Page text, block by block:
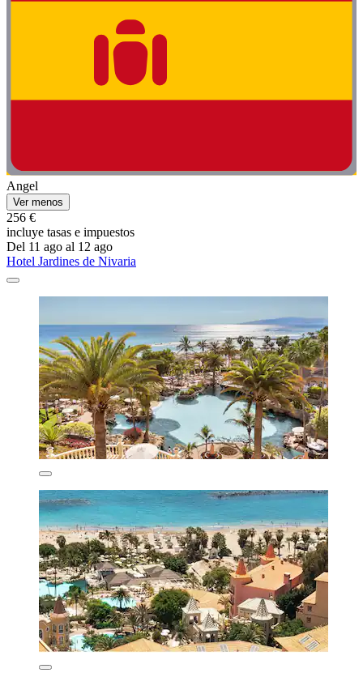
Angel
Ver menos
256 €
incluye tasas e impuestos
Del 11 ago al 12 ago
Hotel Jardines de Nivaria